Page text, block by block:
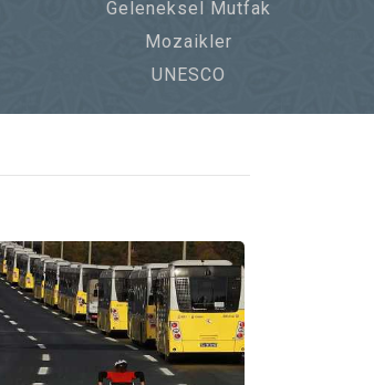
Geleneksel Mutfak
Mozaikler
UNESCO